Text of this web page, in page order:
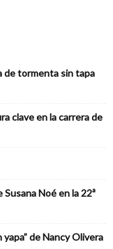
de tormenta sin tapa
clave en la carrera de
Noé en la 22ª
de Nancy Olivera